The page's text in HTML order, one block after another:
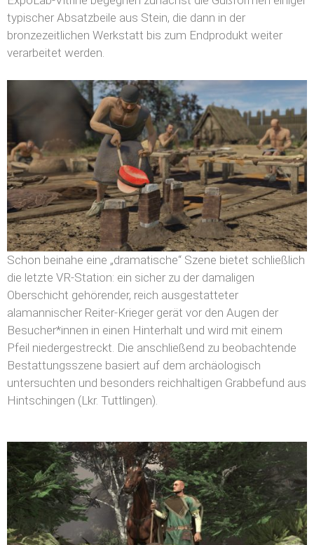
typischer Absatzbeile aus Stein, die dann in der
bronzezeitlichen Werkstatt bis zum Endprodukt weiter
verarbeitet werden.
Schon beinahe eine „dramatische“ Szene bietet schließlich
die letzte VR-Station: ein sicher zu der damaligen
Oberschicht gehörender, reich ausgestatteter
alamannischer Reiter-Krieger gerät vor den Augen der
Besucher*innen in einen Hinterhalt und wird mit einem
Pfeil niedergestreckt. Die anschließend zu beobachtende
Bestattungsszene basiert auf dem archäologisch
untersuchten und besonders reichhaltigen Grabbefund aus
Hintschingen (Lkr. Tuttlingen).